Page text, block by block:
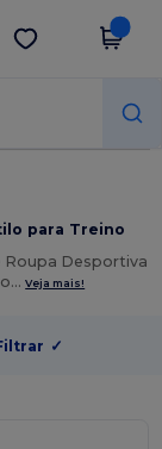
Obter app
para Treino
Roupa Desportiva
o…Veja mais!
✓